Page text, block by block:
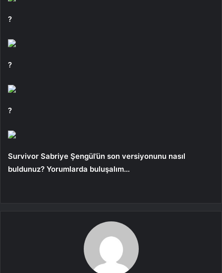
?
?
?
Survivor Sabriye Şengül’ün son versiyonunu nasıl
buldunuz? Yorumlarda buluşalım…